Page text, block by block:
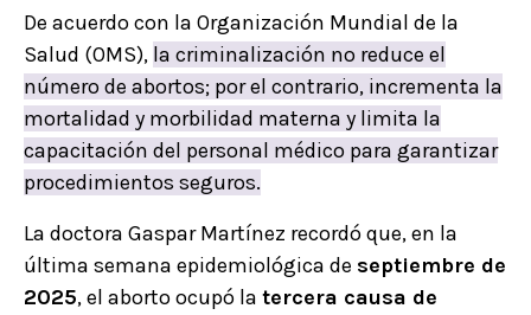
De acuerdo con la Organización Mundial de la
Salud (OMS), la criminalización no reduce el
número de abortos; por el contrario, incrementa la
mortalidad y morbilidad materna y limita la
capacitación del personal médico para garantizar
procedimientos seguros.
La doctora Gaspar Martínez recordó que, en la
última semana epidemiológica de septiembre de
2025, el aborto ocupó la tercera causa de